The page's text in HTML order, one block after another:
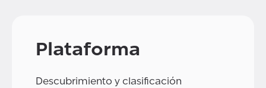
Plataforma
Descubrimiento y clasificación